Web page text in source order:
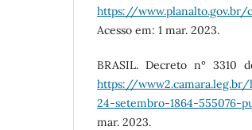
https://
Acesso em: 1 mar. 2023.
BRASIL. Decreto nº 3310
https://
24-setembro-1864-555076-
mar. 2023.